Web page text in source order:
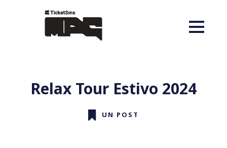
Relax Tour Estivo 2024
UN POST